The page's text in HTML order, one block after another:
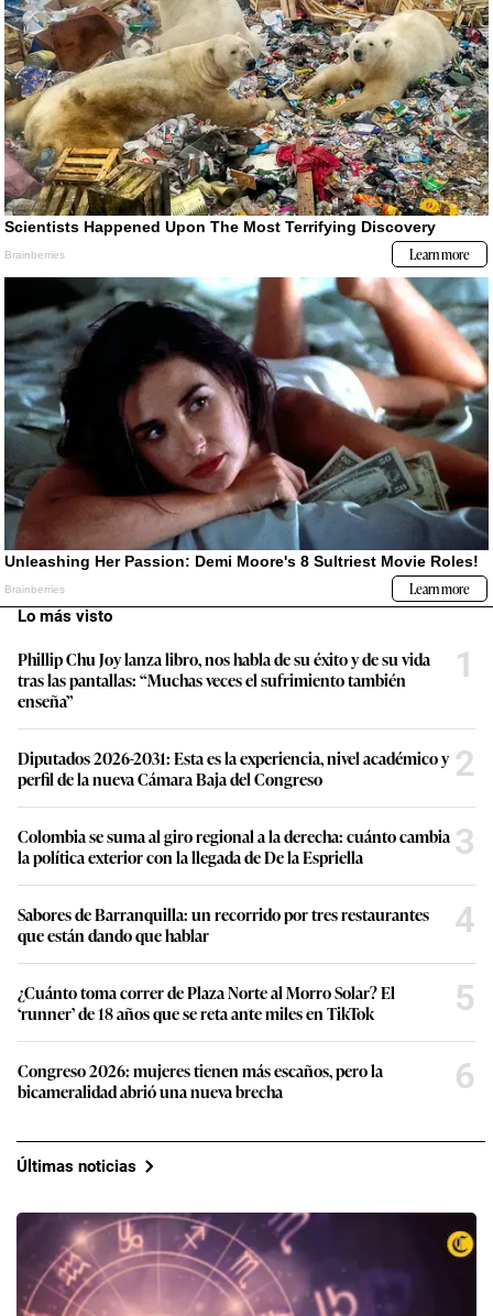
Lo más visto
Phillip Chu Joy lanza libro, nos habla de su éxito y de su vida
tras las pantallas: “Muchas veces el sufrimiento también
enseña”
1
Diputados 2026-2031: Esta es la experiencia, nivel académico y
perfil de la nueva Cámara Baja del Congreso
2
Colombia se suma al giro regional a la derecha: cuánto cambia
la política exterior con la llegada de De la Espriella
3
Sabores de Barranquilla: un recorrido por tres restaurantes
que están dando que hablar
4
¿Cuánto toma correr de Plaza Norte al Morro Solar? El
‘runner’ de 18 años que se reta ante miles en TikTok
5
Congreso 2026: mujeres tienen más escaños, pero la
bicameralidad abrió una nueva brecha
6
Últimas noticias